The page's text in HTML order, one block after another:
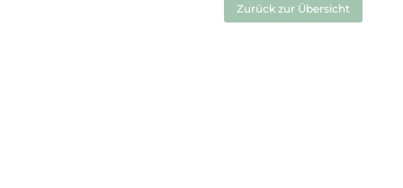
Zurück zur Übersicht